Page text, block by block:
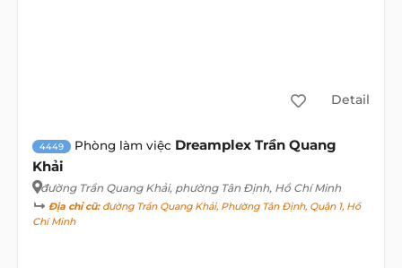
Detail
4449 Phòng làm việc Dreamplex Trần Quang
Khải
đường Trần Quang Khải, phường Tân Định, Hồ Chí Minh
Địa chỉ cũ:đường Trần Quang Khải, Phường Tân Định, Quận 1, Hồ
Chí Minh